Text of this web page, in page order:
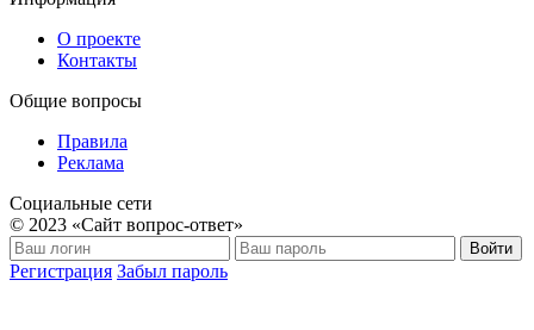
О проекте
Контакты
Общие вопросы
Правила
Реклама
Социальные сети
© 2023 «Сайт вопрос-ответ»
Войти
Регистрация Забыл пароль